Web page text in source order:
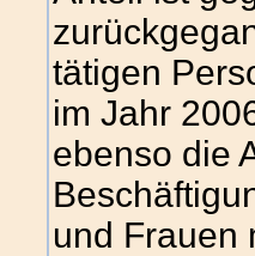
tätigen
im Jahr
ebenso die
und Frauen